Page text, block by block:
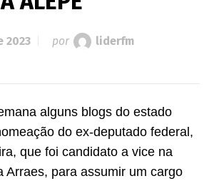
2023 por
liderfm
alguns blogs do estado
do ex-deputado federal,
que foi candidato a vice na
Arraes, para assumir um cargo